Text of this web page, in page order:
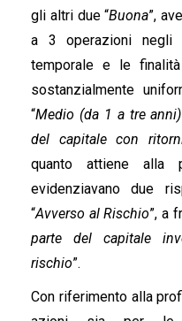
gli altri due “Buona”,
a 3 operazioni negli
temporale e le
sostanzialmente
“Medio (da 1 a tre anni)
del capitale con
quanto attiene alla
evidenziavano due
“Avverso al Rischio”, a
parte del capitale
rischio”.
Con riferimento alla